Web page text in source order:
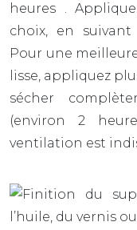
heures .
choix, en
Pour une
lisse, appliquez
sécher
(environ 2
ventilation est